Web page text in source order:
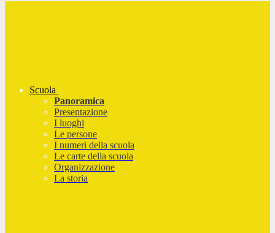
Scuola
Panoramica
Presentazione
I luoghi
Le persone
I numeri della scuola
Le carte della scuola
Organizzazione
La storia